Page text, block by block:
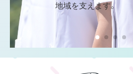
地域を支えます。